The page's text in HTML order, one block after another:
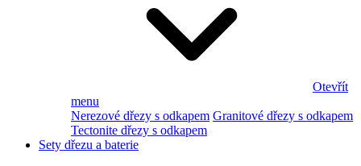
Otevřít
menu
Nerezové dřezy s odkapem Granitové dřezy s odkapem
Tectonite dřezy s odkapem
Sety dřezu a baterie